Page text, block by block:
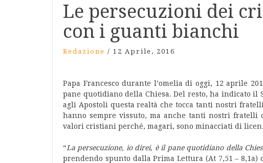
Le persecuzioni dei
con i guanti bianchi
Redazione / 12 Aprile, 2016
Papa Francesco durante l’omelia di oggi, 12 aprile
pane quotidiano della Chiesa. Del resto, ha indicato il
agli Apostoli questa realtà che tocca tanti nostri
hanno sempre vissuto, ma anche tanti nostri fratelli
valori cristiani perché, magari, sono minacciati di
“La persecuzione, io direi, è il pane quotidiano della
prendendo spunto dalla Prima Lettura (At 7,51 –